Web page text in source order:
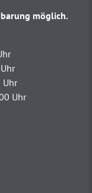
möglich.
Uhr
Uhr